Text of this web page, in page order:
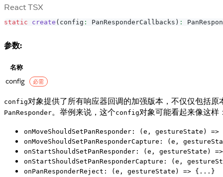
React TSX
static create ( config : PanResponderCallbacks ) :
参数:
名称
config 必需
config对象提供了所有响应器回调的加强版本，不仅仅包括原
PanResponder。举例来说，这个config对象可能看起来像这样
onMoveShouldSetPanResponder: (e, gestureState)
onMoveShouldSetPanResponderCapture: (e,
onStartShouldSetPanResponder: (e, gestureState)
onStartShouldSetPanResponderCapture: (e,
onPanResponderReject: (e, gestureState) => {...}